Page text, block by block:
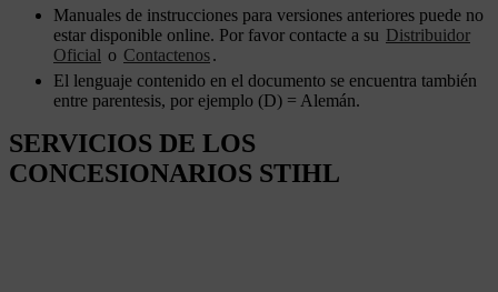
Manuales de instrucciones para versiones anteriores puede no
estar disponible online. Por favor contacte a su Distribuidor
Oficial o Contactenos.
El lenguaje contenido en el documento se encuentra también
entre parentesis, por ejemplo (D) = Alemán.
SERVICIOS DE LOS
CONCESIONARIOS STIHL